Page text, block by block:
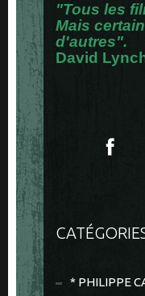
"Tous les
Mais
d'autres".
David
* PHILIPPE